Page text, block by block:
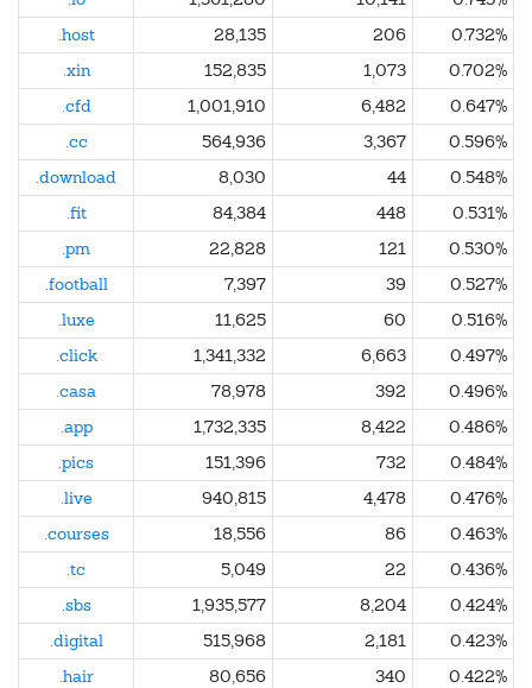
.host
28,135 206
0.732%
.xin
152,835 1,073
0.702%
.cfd
1,001,910 6,482
0.647%
.cc
564,936 3,367
0.596%
.download
8,030 44
0.548%
.fit
84,384 448
0.531%
.pm
22,828 121
0.530%
.football
7,397 39
0.527%
.luxe
11,625 60
0.516%
.click
1,341,332 6,663
0.497%
.casa
78,978 392
0.496%
.app
1,732,335 8,422
0.486%
.pics
151,396 732
0.484%
.live
940,815 4,478
0.476%
.courses
18,556 86
0.463%
.tc
5,049 22
0.436%
.sbs
1,935,577 8,204
0.424%
.digital
515,968 2,181
0.423%
.hair
80,656 340
0.422%